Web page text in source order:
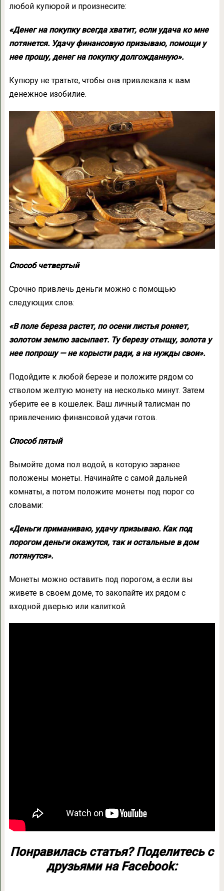
любой купюрой и произнесите:
«Денег на покупку всегда хватит, если удача ко мне
потянется. Удачу финансовую призываю, помощи у
нее прошу, денег на покупку долгожданную».
Купюру не тратьте, чтобы она привлекала к вам
денежное изобилие.
Способ четвертый
Срочно привлечь деньги можно с помощью
следующих слов:
«В поле береза растет, по осени листья роняет,
золотом землю засыпает. Ту березу отыщу, золота у
нее попрошу — не корысти ради, а на нужды свои».
Подойдите к любой березе и положите рядом со
стволом желтую монету на несколько минут. Затем
уберите ее в кошелек. Ваш личный талисман по
привлечению финансовой удачи готов.
Способ пятый
Вымойте дома пол водой, в которую заранее
положены монеты. Начинайте с самой дальней
комнаты, а потом положите монеты под порог со
словами:
«Деньги приманиваю, удачу призываю. Как под
порогом деньги окажутся, так и остальные в дом
потянутся».
Монеты можно оставить под порогом, а если вы
живете в своем доме, то закопайте их рядом с
входной дверью или калиткой.
Понравилась статья? Поделитесь с
друзьями на Facebook: